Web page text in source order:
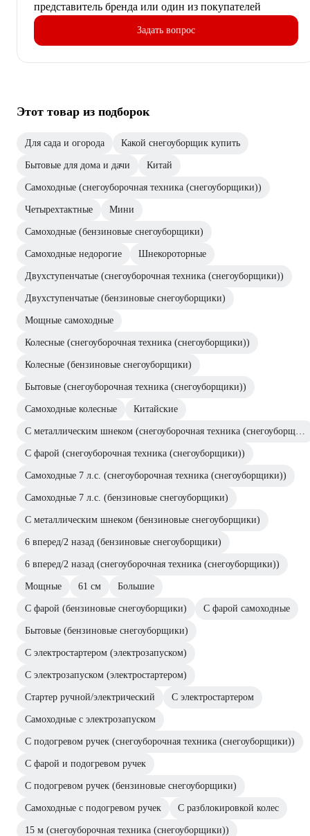
представитель бренда или один из покупателей
Задать вопрос
Этот товар из подборок
Для сада и огорода Какой снегоуборщик купить
Бытовые для дома и дачи Китай
Самоходные (снегоуборочная техника (снегоуборщики))
Четырехтактные Мини
Самоходные (бензиновые снегоуборщики)
Самоходные недорогие Шнекороторные
Двухступенчатые (снегоуборочная техника (снегоуборщики))
Двухступенчатые (бензиновые снегоуборщики)
Мощные самоходные
Колесные (снегоуборочная техника (снегоуборщики))
Колесные (бензиновые снегоуборщики)
Бытовые (снегоуборочная техника (снегоуборщики))
Самоходные колесные Китайские
С фарой (снегоуборочная техника (снегоуборщики))
Самоходные 7 л.с. (снегоуборочная техника (снегоуборщики))
Самоходные 7 л.с. (бензиновые снегоуборщики)
С металлическим шнеком (бензиновые снегоуборщики)
6 вперед/2 назад (бензиновые снегоуборщики)
6 вперед/2 назад (снегоуборочная техника (снегоуборщики))
Мощные 61 см Большие
С фарой (бензиновые снегоуборщики) С фарой самоходные
Бытовые (бензиновые снегоуборщики)
С электростартером (электрозапуском)
С электрозапуском (электростартером)
Стартер ручной/электрический С электростартером
Самоходные с электрозапуском
С подогревом ручек (снегоуборочная техника (снегоуборщики))
С фарой и подогревом ручек
С подогревом ручек (бензиновые снегоуборщики)
Самоходные с подогревом ручек С разблокировкой колес
15 м (снегоуборочная техника (снегоуборщики))